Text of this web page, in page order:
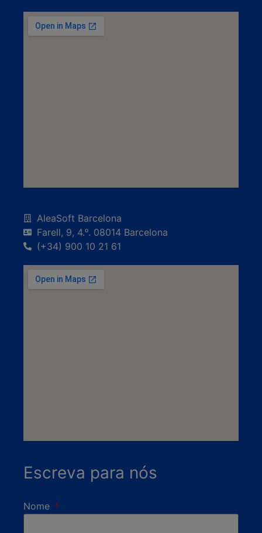
AleaSoft Barcelona
Farell, 9, 4.ᵒ. 08014 Barcelona
(+34) 900 10 21 61
Escreva para nós
Nome